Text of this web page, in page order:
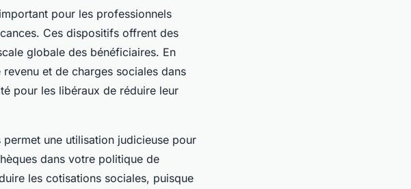
pour les professionnels
Ces dispositifs offrent des
globale des bénéficiaires. En
et de charges sociales dans
pour les libéraux de réduire leur
une utilisation judicieuse pour
dans votre politique de
les cotisations sociales, puisque